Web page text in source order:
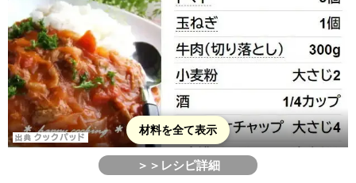
材料を全て表示
＞＞レシピ詳細